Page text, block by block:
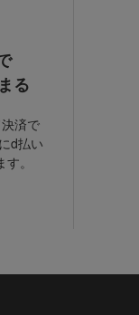
る
済で
d払い
。